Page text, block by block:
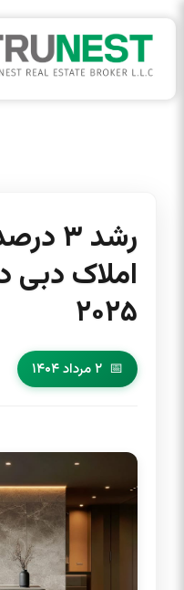
رشد
املاک دبی
۲۰۲۵
۲ مرداد ۱۴۰۴